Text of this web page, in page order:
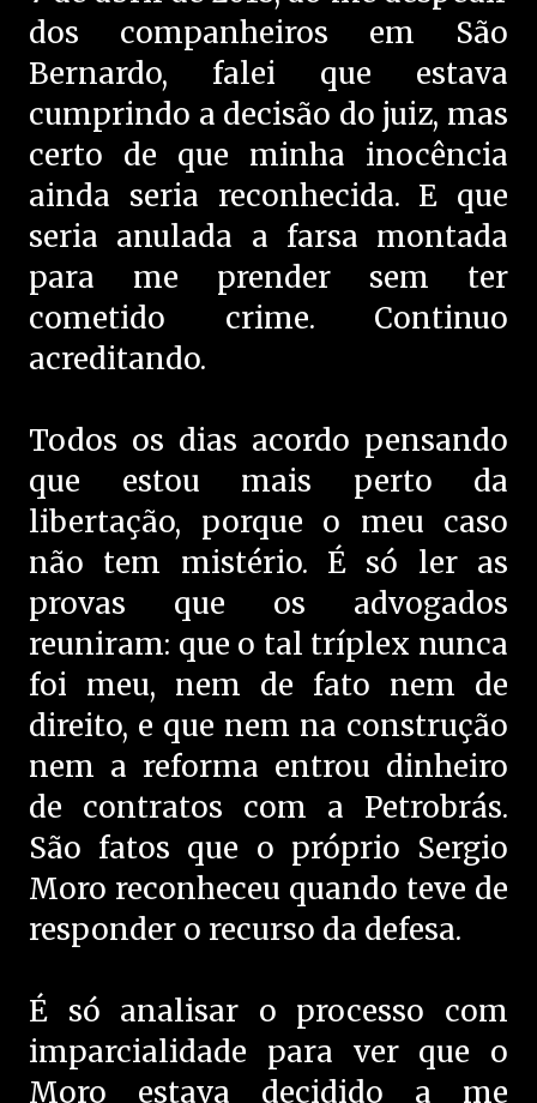
dos companheiros em São
Bernardo, falei que estava
cumprindo a decisão do juiz, mas
certo de que minha inocência
ainda seria reconhecida. E que
seria anulada a farsa montada
para me prender sem ter
cometido crime. Continuo
acreditando.
Todos os dias acordo pensando
que estou mais perto da
libertação, porque o meu caso
não tem mistério. É só ler as
provas que os advogados
reuniram: que o tal tríplex nunca
foi meu, nem de fato nem de
direito, e que nem na construção
nem a reforma entrou dinheiro
de contratos com a Petrobrás.
São fatos que o próprio Sergio
Moro reconheceu quando teve de
responder o recurso da defesa.
É só analisar o processo com
imparcialidade para ver que o
Moro estava decidido a me